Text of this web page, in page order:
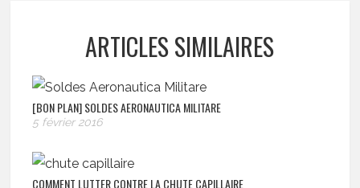
ARTICLES SIMILAIRES
[BON PLAN] SOLDES AERONAUTICA MILITARE
5 février 2016
COMMENT LUTTER CONTRE LA CHUTE CAPILLAIRE